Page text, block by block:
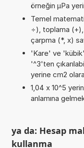
örneğin µPa
Temel
÷), toplama
çarpma (*, x)
'Kare' ve
'^3'ten
yerine cm2
1,04 x 10^5
anlamına
ya da: Hesap
kullanma